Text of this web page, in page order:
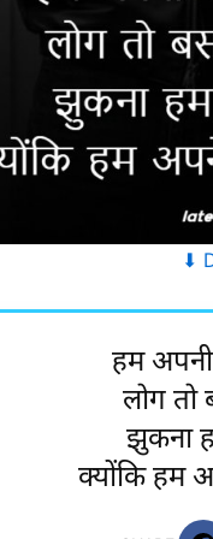
⬇
हम
लोग तो
झुकना
क्योंकि हम